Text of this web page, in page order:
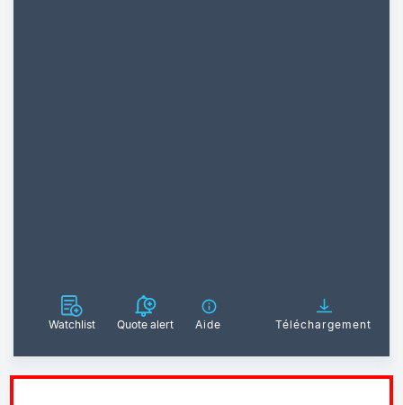
Watchlist Quote alert Aide Téléchargement